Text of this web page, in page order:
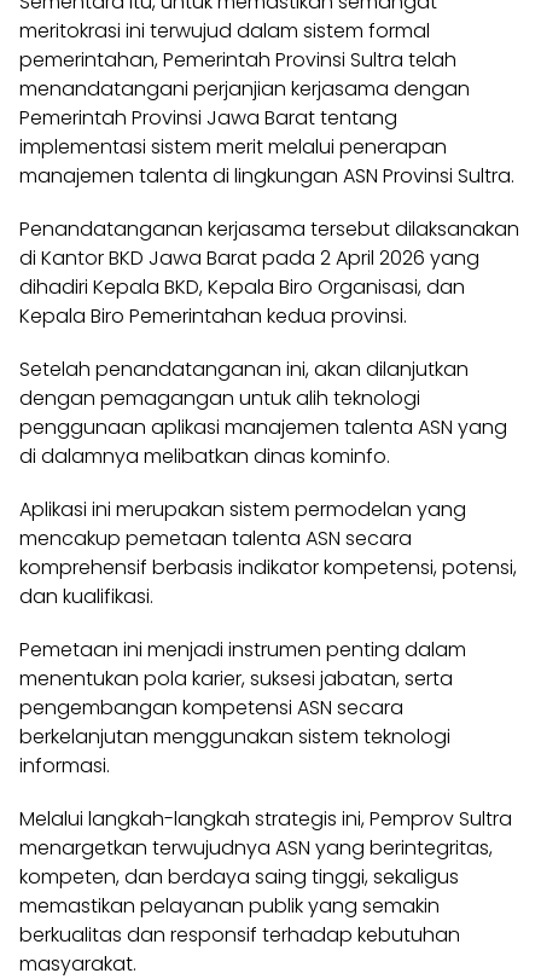
meritokrasi ini terwujud dalam sistem formal
pemerintahan, Pemerintah Provinsi Sultra telah
menandatangani perjanjian kerjasama dengan
Pemerintah Provinsi Jawa Barat tentang
implementasi sistem merit melalui penerapan
manajemen talenta di lingkungan ASN Provinsi Sultra.
Penandatanganan kerjasama tersebut dilaksanakan
di Kantor BKD Jawa Barat pada 2 April 2026 yang
dihadiri Kepala BKD, Kepala Biro Organisasi, dan
Kepala Biro Pemerintahan kedua provinsi.
Setelah penandatanganan ini, akan dilanjutkan
dengan pemagangan untuk alih teknologi
penggunaan aplikasi manajemen talenta ASN yang
di dalamnya melibatkan dinas kominfo.
Aplikasi ini merupakan sistem permodelan yang
mencakup pemetaan talenta ASN secara
komprehensif berbasis indikator kompetensi, potensi,
dan kualifikasi.
Pemetaan ini menjadi instrumen penting dalam
menentukan pola karier, suksesi jabatan, serta
pengembangan kompetensi ASN secara
berkelanjutan menggunakan sistem teknologi
informasi.
Melalui langkah-langkah strategis ini, Pemprov Sultra
menargetkan terwujudnya ASN yang berintegritas,
kompeten, dan berdaya saing tinggi, sekaligus
memastikan pelayanan publik yang semakin
berkualitas dan responsif terhadap kebutuhan
masyarakat.